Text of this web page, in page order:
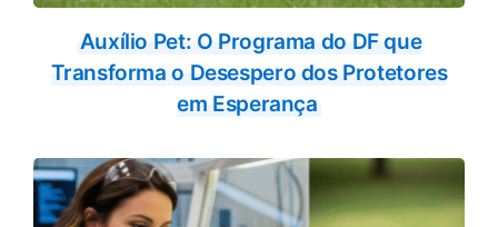
Auxílio Pet: O Programa do DF que
Transforma o Desespero dos Protetores
em Esperança